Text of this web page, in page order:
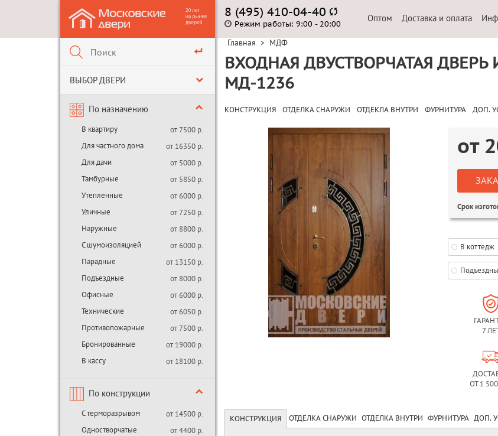
ВЫБОР ДВЕРИ
По назначению
В квартиру
от 7500 р.
Для частного дома
от 16350 р.
Для дачи
от 5000 р.
Тамбурные
от 5850 р.
Утепленные
от 6000 р.
Уличные
от 7250 р.
Наружные
от 8800 р.
С шумоизоляцией
от 6000 р.
Парадные
от 13150 р.
Подъездные
от 8000 р.
Офисные
от 6000 р.
Технические
от 6050 р.
Противопожарные
от 7500 р.
Бронированные
от 19000 р.
В кассу
от 18100 р.
По конструкции
С терморазрывом
от 14500 р.
Одностворчатые
от 4400 р.
8 (495) 410-04-40
Режим работы: 9:00 - 20:00
Оптом Доставка и оплата
Главная > МДФ
ВХОДНАЯ ДВУСТВОРЧАТАЯ
МД-1236
КОНСТРУКЦИЯ ОТДЕЛКА СНАРУЖИ ОТДЕКЛА ВНУТРИ ФУРНИТУРА ДОП.
от
Срок
В коттедж
7
ОТ 1
КОНСТРУКЦИЯ ОТДЕЛКА СНАРУЖИ ОТДЕЛКА ВНУТРИ ФУРНИТУРА ДОП.